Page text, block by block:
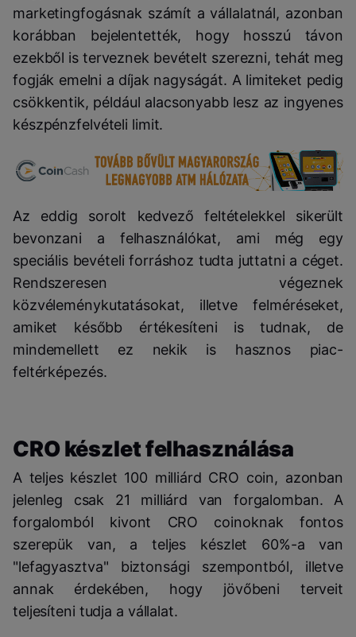
marketingfogásnak számít a vállalatnál, azonban
korábban bejelentették, hogy hosszú távon
ezekből is terveznek bevételt szerezni, tehát meg
fogják emelni a díjak nagyságát. A limiteket pedig
csökkentik, például alacsonyabb lesz az ingyenes
készpénzfelvételi limit.
Az eddig sorolt kedvező feltételekkel sikerült
bevonzani a felhasználókat, ami még egy
speciális bevételi forráshoz tudta juttatni a céget.
Rendszeresen végeznek
közvéleménykutatásokat, illetve felméréseket,
amiket később értékesíteni is tudnak, de
mindemellett ez nekik is hasznos piac-
feltérképezés.
CRO készlet felhasználása
A teljes készlet 100 milliárd CRO coin, azonban
jelenleg csak 21 milliárd van forgalomban. A
forgalomból kivont CRO coinoknak fontos
szerepük van, a teljes készlet 60%-a van
"lefagyasztva" biztonsági szempontból, illetve
annak érdekében, hogy jövőbeni terveit
teljesíteni tudja a vállalat.